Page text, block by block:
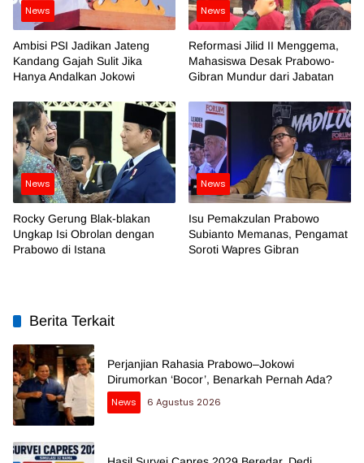
News
Ambisi PSI Jadikan Jateng
Kandang Gajah Sulit Jika
Hanya Andalkan Jokowi
News
Reformasi Jilid II Menggema,
Mahasiswa Desak Prabowo-
Gibran Mundur dari Jabatan
News
Rocky Gerung Blak-blakan
Ungkap Isi Obrolan dengan
Prabowo di Istana
News
Isu Pemakzulan Prabowo
Subianto Memanas, Pengamat
Soroti Wapres Gibran
Berita Terkait
Perjanjian Rahasia Prabowo–Jokowi
Dirumorkan ‘Bocor’, Benarkah Pernah Ada?
News
6 Agustus 2026